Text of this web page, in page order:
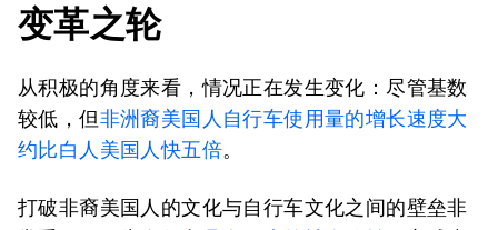
变革之轮
从积极的角度来看，情况正在发生变化：尽管基数
较低，但非洲裔美国人自行车使用量的增长速度大
约比白人美国人快五倍。
打破非裔美国人的文化与自行车文化之间的壁垒非